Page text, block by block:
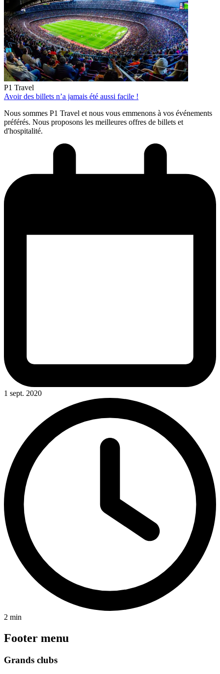
P1 Travel
Avoir des billets n’a jamais été aussi facile !
Nous sommes P1 Travel et nous vous emmenons à vos événements
préférés. Nous proposons les meilleures offres de billets et
d'hospitalité.
1 sept. 2020
2 min
Footer menu
Grands clubs